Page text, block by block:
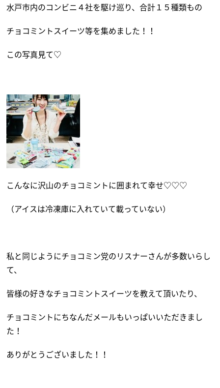
水戸市内のコンビニ４社を駆け巡り、合計１５種類もの
チョコミントスイーツ等を集めました！！
この写真見て♡
こんなに沢山のチョコミントに囲まれて幸せ♡♡♡
（アイスは冷凍庫に入れていて載っていない）
私と同じようにチョコミン党のリスナーさんが多数いらし
て、
皆様の好きなチョコミントスイーツを教えて頂いたり、
チョコミントにちなんだメールもいっぱいいただきまし
た！
ありがとうございました！！